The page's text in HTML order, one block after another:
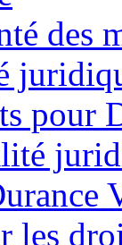
des
pour
les